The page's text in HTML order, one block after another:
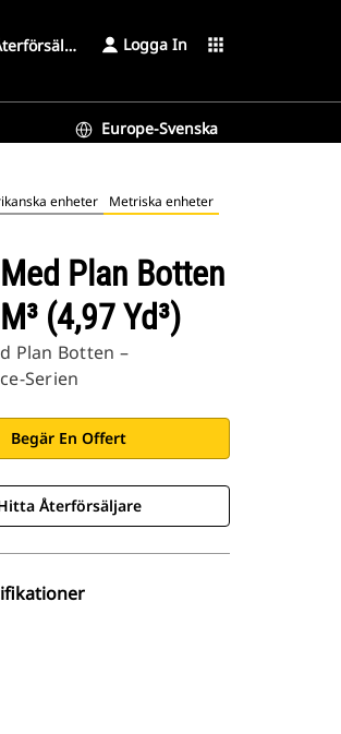
Logga In apps
Europe-Svenska
enheter Metriska enheter
Plan Botten
(4,97 Yd³)
Plan Botten –
Serien
Begär En Offert
Återförsäljare